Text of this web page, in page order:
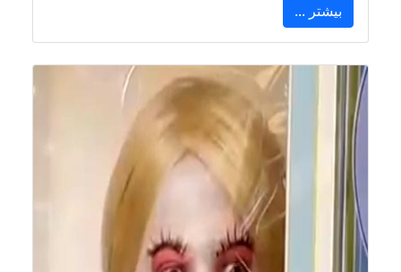
بیشتر ...